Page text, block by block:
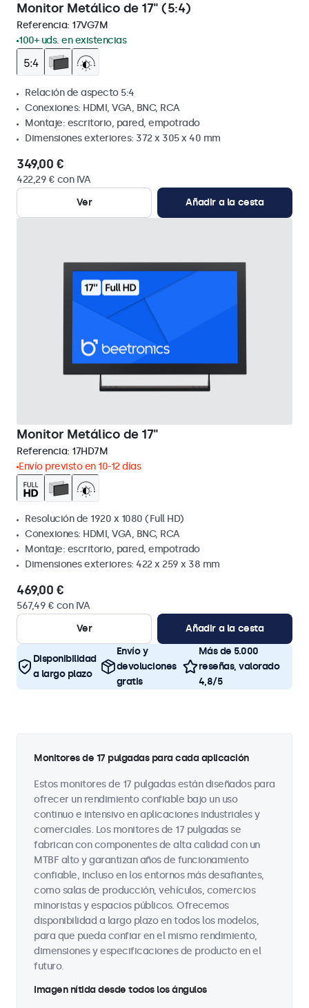
Monitor Metálico de 17" (5:4)
Referencia: 17VG7M
100+ uds. en existencias
Relación de aspecto 5:4
Conexiones: HDMI, VGA, BNC, RCA
Montaje: escritorio, pared, empotrado
Dimensiones exteriores: 372 x 305 x 40 mm
349,00 €
422,29 € con IVA
Ver
Añadir a la cesta
Monitor Metálico de 17"
Referencia: 17HD7M
Envío previsto en 10-12 días
Resolución de 1920 x 1080 (Full HD)
Conexiones: HDMI, VGA, BNC, RCA
Montaje: escritorio, pared, empotrado
Dimensiones exteriores: 422 x 259 x 38 mm
469,00 €
567,49 € con IVA
Ver
Añadir a la cesta
Disponibilidad
a largo plazo
Envío y
devoluciones
gratis
Más de 5.000
reseñas, valorado
4,8/5
Monitores de 17 pulgadas para cada aplicación
Estos monitores de 17 pulgadas están diseñados para
ofrecer un rendimiento confiable bajo un uso
continuo e intensivo en aplicaciones industriales y
comerciales. Los monitores de 17 pulgadas se
fabrican con componentes de alta calidad con un
MTBF alto y garantizan años de funcionamiento
confiable, incluso en los entornos más desafiantes,
como salas de producción, vehículos, comercios
minoristas y espacios públicos. Ofrecemos
disponibilidad a largo plazo en todos los modelos,
para que pueda confiar en el mismo rendimiento,
dimensiones y especificaciones de producto en el
futuro.
Imagen nítida desde todos los ángulos